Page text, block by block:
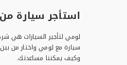
استأجر سيارة
وكيف يمكننا مساعدتك.